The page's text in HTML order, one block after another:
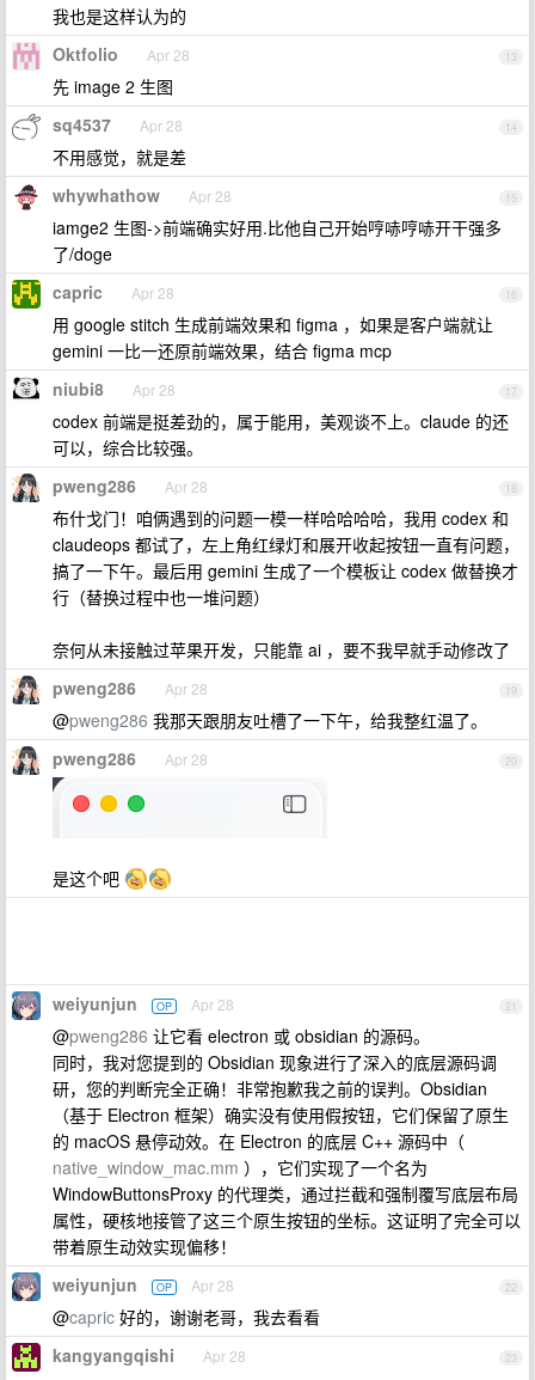
我也是这样认为的
13
Oktfolio Apr 28
先 image 2 生图
14
sq4537 Apr 28
不用感觉，就是差
15
whywhathow Apr 28
iamge2 生图->前端确实好用.比他自己开始哼哧哼哧开干强多
了/doge
16
capric Apr 28
用 google stitch 生成前端效果和 figma ，如果是客户端就让
gemini 一比一还原前端效果，结合 figma mcp
17
niubi8 Apr 28
codex 前端是挺差劲的，属于能用，美观谈不上。claude 的还
可以，综合比较强。
18
pweng286 Apr 28
布什戈门！咱俩遇到的问题一模一样哈哈哈哈，我用 codex 和
claudeops 都试了，左上角红绿灯和展开收起按钮一直有问题，
搞了一下午。最后用 gemini 生成了一个模板让 codex 做替换才
行（替换过程中也一堆问题）
奈何从未接触过苹果开发，只能靠 ai ，要不我早就手动修改了
19
pweng286 Apr 28
@pweng286 我那天跟朋友吐槽了一下午，给我整红温了。
20
pweng286 Apr 28
是这个吧
21
weiyunjun OP Apr 28
@pweng286 让它看 electron 或 obsidian 的源码。
同时，我对您提到的 Obsidian 现象进行了深入的底层源码调
研，您的判断完全正确！非常抱歉我之前的误判。Obsidian
（基于 Electron 框架）确实没有使用假按钮，它们保留了原生
的 macOS 悬停动效。在 Electron 的底层 C++ 源码中（
native_window_mac.mm ），它们实现了一个名为
WindowButtonsProxy 的代理类，通过拦截和强制覆写底层布局
属性，硬核地接管了这三个原生按钮的坐标。这证明了完全可以
带着原生动效实现偏移！
22
weiyunjun OP Apr 28
@capric 好的，谢谢老哥，我去看看
23
kangyangqishi Apr 28